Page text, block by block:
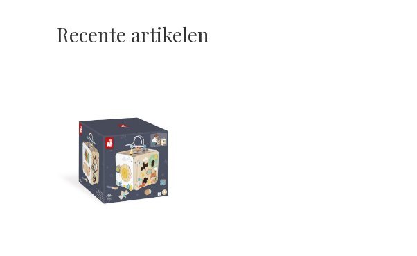
Recente artikelen